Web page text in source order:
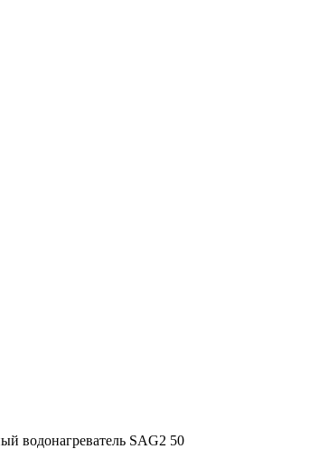
водонагреватель SAG2 50